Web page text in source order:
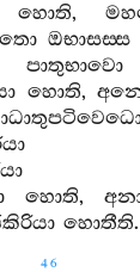
හොති,
ඔභාසස‍්ස
පාතුභාවො
හොති,
හොති,
හොතීති.
46